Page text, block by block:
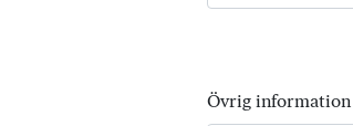
Övrig information